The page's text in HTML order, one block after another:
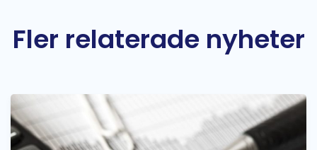
Fler relaterade nyheter